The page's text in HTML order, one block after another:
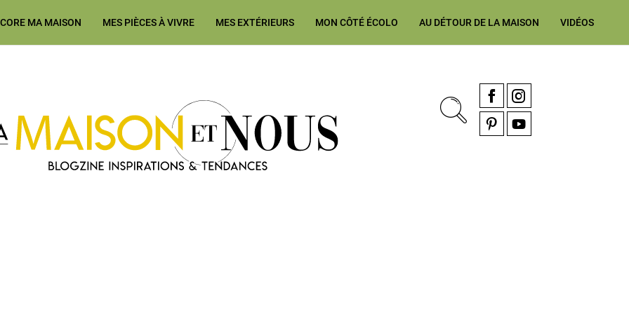
MA MAISON MES PIÈCES À VIVRE MES EXTÉRIEURS MON CÔTÉ ÉCOLO AU DÉTOUR DE LA MAISON VIDÉOS
Ma Maison et Nous Construction, rénovation & décoration Alsace, Franche-Comté
FacebookInstagram